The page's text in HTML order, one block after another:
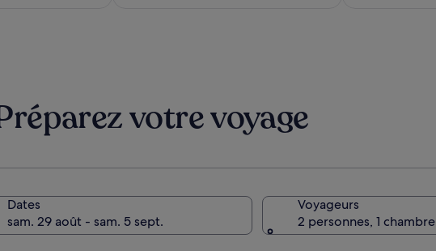
tarif
standard.
votre voyage
Dates
sam. 29 août - sam. 5 sept.
Voyageurs
2 personnes, 1 chambre